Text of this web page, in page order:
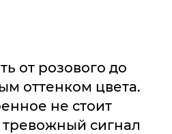
от розового до
оттенком цвета.
не стоит
сигнал